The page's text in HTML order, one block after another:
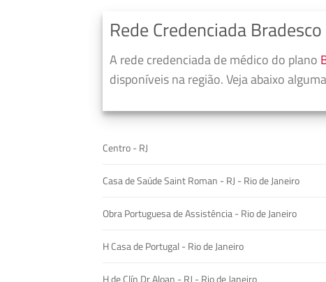
Rede Credenciada
A rede credenciada de médico do plano
disponíveis na região. Veja abaixo
Centro - RJ
Casa de Saúde Saint Roman - RJ - Rio de Janeiro
Obra Portuguesa de Assistência - Rio de Janeiro
H Casa de Portugal - Rio de Janeiro